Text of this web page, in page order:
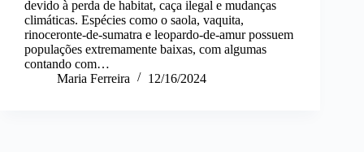
devido à perda de habitat, caça ilegal e mudanças
climáticas. Espécies como o saola, vaquita,
rinoceronte-de-sumatra e leopardo-de-amur possuem
populações extremamente baixas, com algumas
contando com…
Maria Ferreira
12/16/2024